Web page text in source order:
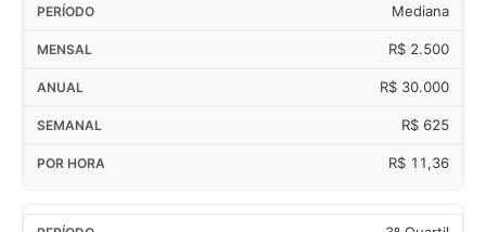
Mediana
R$ 2.500
R$ 30.000
R$ 625
R$ 11,36